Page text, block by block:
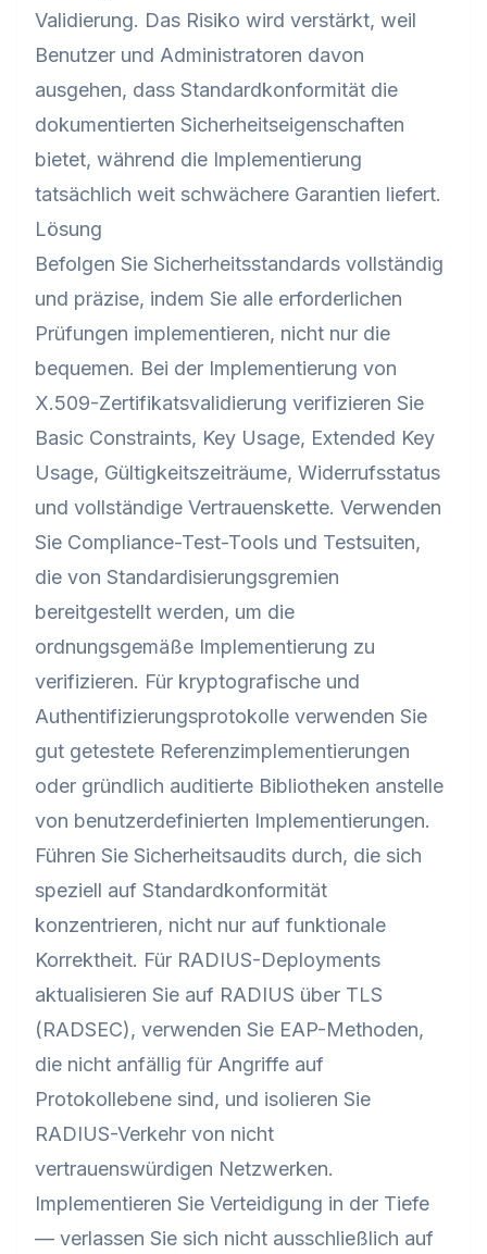
Validierung. Das Risiko wird verstärkt, weil
Benutzer und Administratoren davon
ausgehen, dass Standardkonformität die
dokumentierten Sicherheitseigenschaften
bietet, während die Implementierung
tatsächlich weit schwächere Garantien liefert.
Lösung
Befolgen Sie Sicherheitsstandards vollständig
und präzise, indem Sie alle erforderlichen
Prüfungen implementieren, nicht nur die
bequemen. Bei der Implementierung von
X.509-Zertifikatsvalidierung verifizieren Sie
Basic Constraints, Key Usage, Extended Key
Usage, Gültigkeitszeiträume, Widerrufsstatus
und vollständige Vertrauenskette. Verwenden
Sie Compliance-Test-Tools und Testsuiten,
die von Standardisierungsgremien
bereitgestellt werden, um die
ordnungsgemäße Implementierung zu
verifizieren. Für kryptografische und
Authentifizierungsprotokolle verwenden Sie
gut getestete Referenzimplementierungen
oder gründlich auditierte Bibliotheken anstelle
von benutzerdefinierten Implementierungen.
Führen Sie Sicherheitsaudits durch, die sich
speziell auf Standardkonformität
konzentrieren, nicht nur auf funktionale
Korrektheit. Für RADIUS-Deployments
aktualisieren Sie auf RADIUS über TLS
(RADSEC), verwenden Sie EAP-Methoden,
die nicht anfällig für Angriffe auf
Protokollebene sind, und isolieren Sie
RADIUS-Verkehr von nicht
vertrauenswürdigen Netzwerken.
Implementieren Sie Verteidigung in der Tiefe
— verlassen Sie sich nicht ausschließlich auf